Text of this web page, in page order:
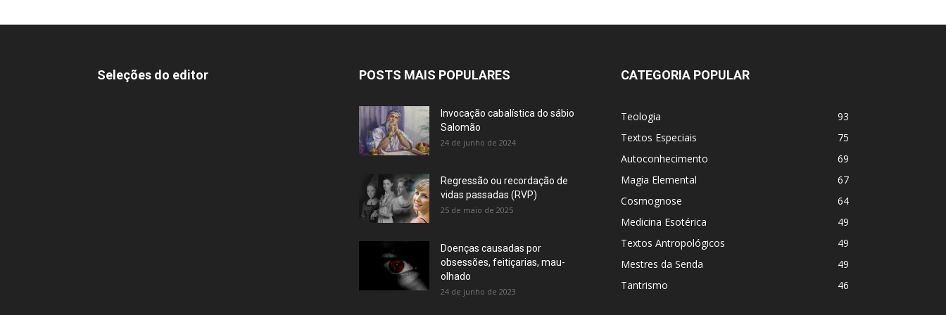
Seleções do editor POSTS MAIS POPULARES
Invocação cabalística do sábio
Salomão
24 de junho de 2024
Regressão ou recordação de
vidas passadas (RVP)
25 de maio de 2025
Doenças causadas por
obsessões, feitiçarias, mau-
olhado
24 de junho de 2023
CATEGORIA POPULAR
Teologia
93
Textos Especiais
75
Autoconhecimento
69
Magia Elemental
67
Cosmognose
64
Medicina Esotérica
49
Textos Antropológicos
49
Mestres da Senda
49
Tantrismo
46